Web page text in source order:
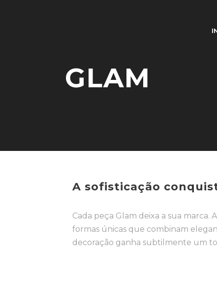
GLAM
A sofisticação
Cada peça Glam deixa a sua marca.
formas únicas que combinam
decoração ganha subtilmente um